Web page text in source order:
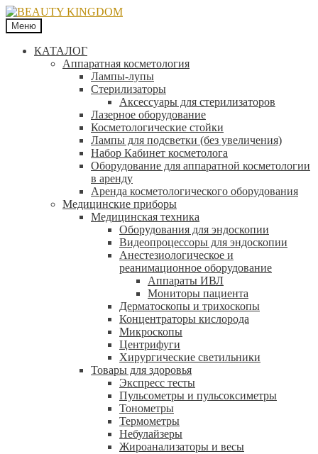
Меню
КАТАЛОГ
Аппаратная косметология
Лампы-лупы
Стерилизаторы
Аксессуары для стерилизаторов
Лазерное оборудование
Косметологические стойки
Лампы для подсветки (без увеличения)
Набор Кабинет косметолога
Оборудование для аппаратной косметологии
в аренду
Аренда косметологического оборудования
Медицинские приборы
Медицинская техника
Оборудования для эндоскопии
Видеопроцессоры для эндоскопии
Анестезиологическое и
реанимационное оборудование
Аппараты ИВЛ
Мониторы пациента
Дерматоскопы и трихоскопы
Концентраторы кислорода
Микроскопы
Центрифуги
Xирургические светильники
Товары для здоровья
Экспресс тесты
Пульсометры и пульсоксиметры
Тонометры
Термометры
Небулайзеры
Жироанализаторы и весы